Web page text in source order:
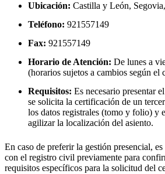
Ubicación: Castilla y León, Segovia,
Teléfono: 921557149
Fax: 921557149
Horario de Atención: De lunes a
(horarios sujetos a cambios según el
Requisitos: Es necesario presentar
se solicita la certificación de un
los datos registrales (tomo y folio) y
agilizar la localización del asiento.
En caso de preferir la gestión presencial,
con el registro civil previamente para
requisitos específicos para la solicitud del